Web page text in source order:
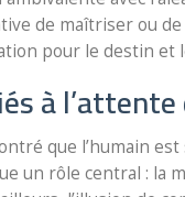
de maîtriser ou
pour le destin et
à
que l’humain
un rôle central : la